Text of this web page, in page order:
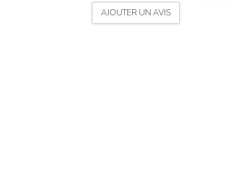
AJOUTER UN AVIS